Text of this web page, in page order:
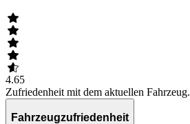
4.65
Zufriedenheit mit dem aktuellen Fahrzeug.
Fahrzeugzufriedenheit